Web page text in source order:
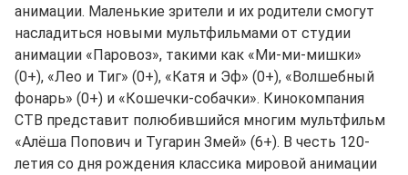
анимации. Маленькие зрители и их родители смогут
насладиться новыми мультфильмами от студии
анимации «Паровоз», такими как «Ми-ми-мишки»
(0+), «Лео и Тиг» (0+), «Катя и Эф» (0+), «Волшебный
фонарь» (0+) и «Кошечки-собачки». Кинокомпания
СТВ представит полюбившийся многим мультфильм
«Алёша Попович и Тугарин Змей» (6+). В честь 120-
летия со дня рождения классика мировой анимации